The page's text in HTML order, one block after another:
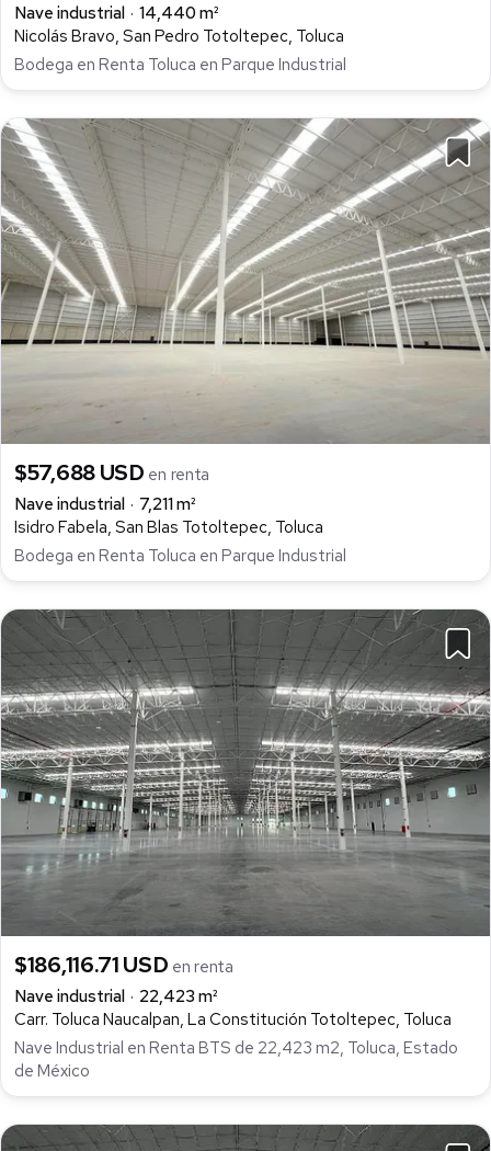
Nave industrial
14,440 m²
Nicolás Bravo, San Pedro Totoltepec, Toluca
Bodega en Renta Toluca en Parque Industrial
$57,688 USD en renta
Nave industrial
7,211 m²
Isidro Fabela, San Blas Totoltepec, Toluca
Bodega en Renta Toluca en Parque Industrial
$186,116.71 USD en renta
Nave industrial
22,423 m²
Carr. Toluca Naucalpan, La Constitución Totoltepec, Toluca
Nave Industrial en Renta BTS de 22,423 m2, Toluca, Estado
de México